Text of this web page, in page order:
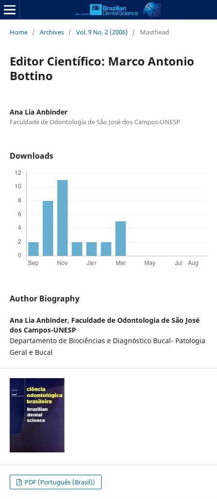
Home / Archives / Vol. 9 No. 2 (2006) / Masthead
Editor Científico: Marco Antonio
Bottino
Ana Lia Anbinder
Faculdade de Odontologia de São José dos Campos-UNESP
Downloads
Author Biography
Ana Lia Anbinder, Faculdade de Odontologia de São José
dos Campos-UNESP
Departamento de Biociências e Diagnóstico Bucal- Patologia
Geral e Bucal
PDF (Português (Brasil))